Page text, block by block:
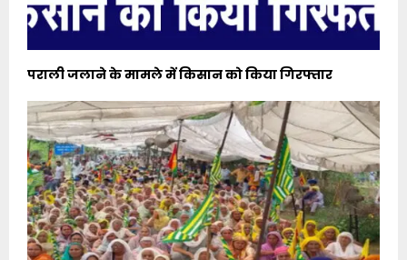
पराली जलाने के मामले में किसान को किया गिरफ्तार